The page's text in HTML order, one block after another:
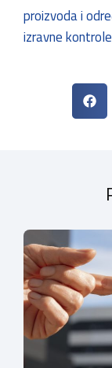
proizvoda i
izravne